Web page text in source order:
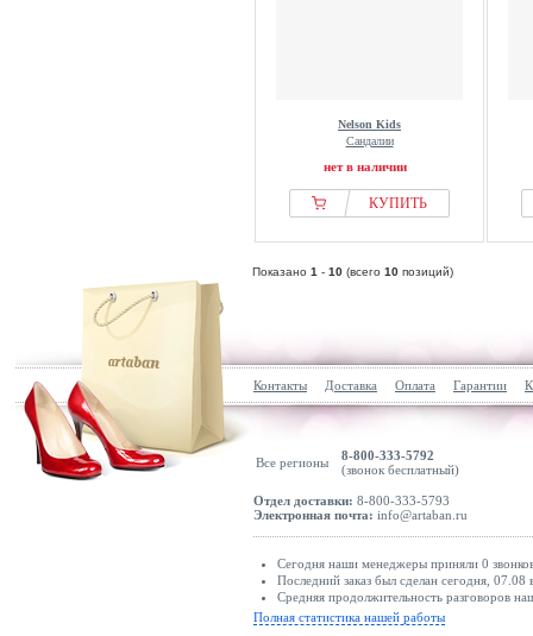
Nelson Kids
Сандалии
нет в наличии
КУПИТЬ
Показано 1 - 10 (всего 10 позиций)
Контакты Доставка Оплата Гарантии
Все регионы
8-800-333-5792
(звонок бесплатный)
Отдел доставки: 8-800-333-5793
Электронная почта: info@artaban.ru
Сегодня наши менеджеры приняли 0
Последний заказ был сделан сегодня,
Средняя продолжительность разговоров
Полная статистика нашей работы